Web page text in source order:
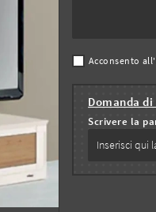
Acconsento
Domanda
Scrivere la